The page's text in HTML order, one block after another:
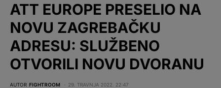
ATT EUROPE PRESELIO NA
NOVU ZAGREBAČKU
ADRESU: SLUŽBENO
OTVORILI NOVU DVORANU
AUTOR FIGHTROOM 29. TRAVNJA 2022. 22:47